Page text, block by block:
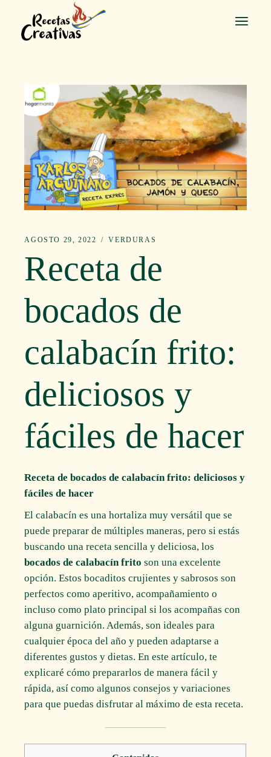
contenido
AGOSTO 29, 2022 VERDURAS
Receta de
bocados de
calabacín frito:
deliciosos y
fáciles de hacer
Receta de bocados de calabacín frito: deliciosos y
fáciles de hacer
El calabacín es una hortaliza muy versátil que se
puede preparar de múltiples maneras, pero si estás
buscando una receta sencilla y deliciosa, los
bocados de calabacín frito son una excelente
opción. Estos bocaditos crujientes y sabrosos son
perfectos como aperitivo, acompañamiento o
incluso como plato principal si los acompañas con
alguna guarnición. Además, son ideales para
cualquier época del año y pueden adaptarse a
diferentes gustos y dietas. En este artículo, te
explicaré cómo prepararlos de manera fácil y
rápida, así como algunos consejos y variaciones
para que puedas disfrutar al máximo de esta receta.